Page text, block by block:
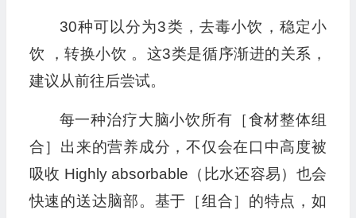
30种可以分为3类，去毒小饮，稳定小
饮 ，转换小饮 。这3类是循序渐进的关系，
建议从前往后尝试。
每一种治疗大脑小饮所有［食材整体组
合］出来的营养成分，不仅会在口中高度被
吸收 Highly absorbable（比水还容易）也会
快速的送达脑部。基于［组合］的特点，如